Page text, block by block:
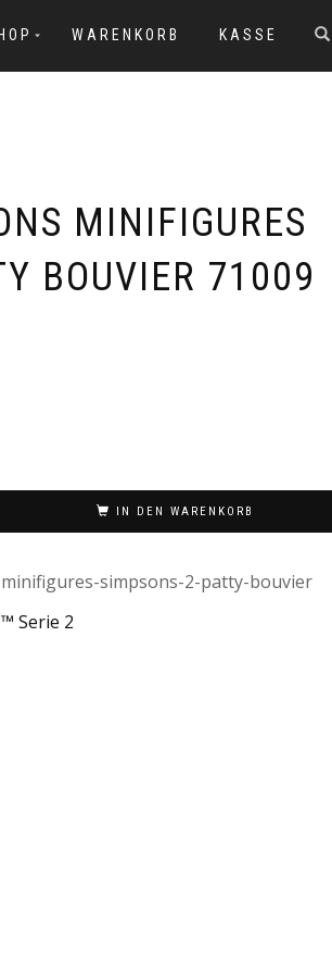
WARENKORB KASSE
MINIFIGURES
BOUVIER 71009
IN DEN WARENKORB
simpsons-2-patty-bouvier
Serie 2